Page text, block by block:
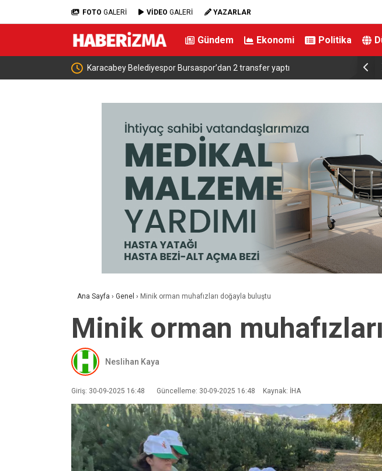
FOTO GALERİ VİDEO GALERİ YAZARLAR
Gündem Ekonomi Politika
Karacabey Belediyespor Bursaspor’dan 2 transfer yaptı Bursa’dan
Ana Sayfa › Genel › Minik orman muhafızları doğayla buluştu
Minik orman
Neslihan Kaya
Giriş: 30-09-2025 16:48 Güncelleme: 30-09-2025 16:48 Kaynak: İHA